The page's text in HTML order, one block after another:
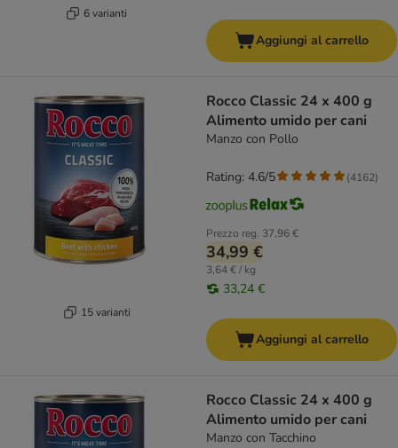
6 varianti
Aggiungi al carrello
15 varianti
Rocco Classic 24 x 400 g
Alimento umido per cani
Manzo con Pollo
Prezzo reg. 37,96 €
34,99 €
3,64 € / kg
33,24 €
Rating: 4.6/5 (4162)
Aggiungi al carrello
Rocco Classic 24 x 400 g
Alimento umido per cani
Manzo con Tacchino